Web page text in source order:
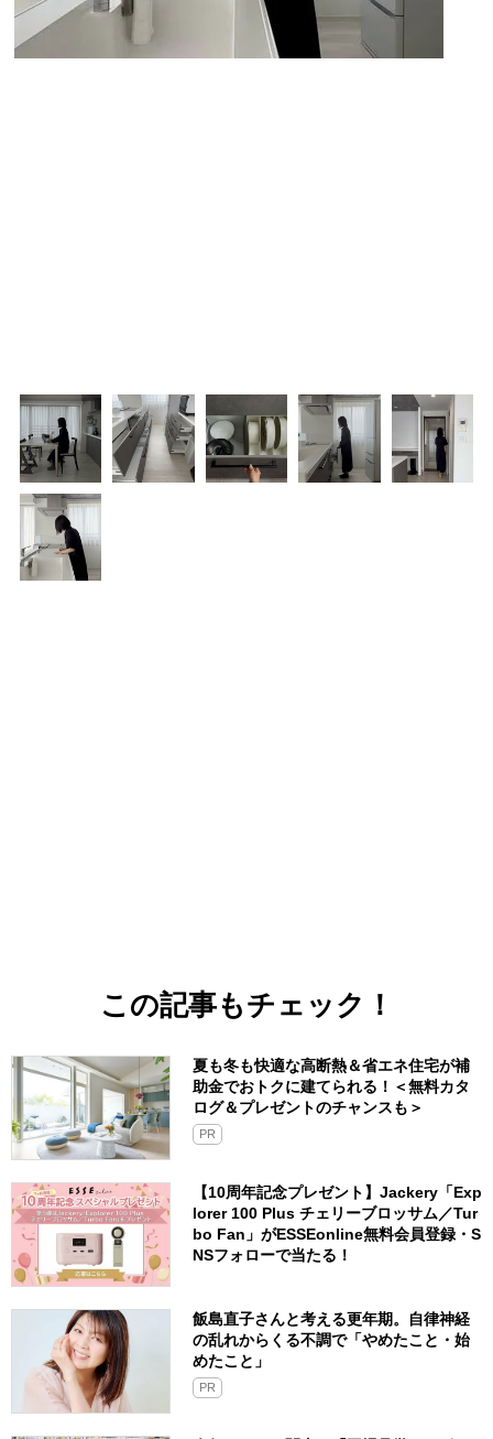
この記事もチェック！
夏も冬も快適な高断熱＆省エネ住宅が補
助金でおトクに建てられる！＜無料カタ
ログ＆プレゼントのチャンスも＞
PR
【10周年記念プレゼント】Jackery「Exp
lorer 100 Plus チェリーブロッサム／Tur
bo Fan」がESSEonline無料会員登録・S
NSフォローで当たる！
飯島直子さんと考える更年期。自律神経
の乱れからくる不調で「やめたこと・始
めたこと」
PR